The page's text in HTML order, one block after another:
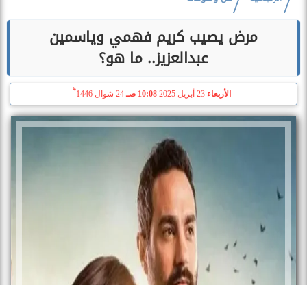
مرض يصيب كريم فهمي وياسمين
عبدالعزيز.. ما هو؟
الأربعاء 10:08 صـ 24 شوال 1446
هـ